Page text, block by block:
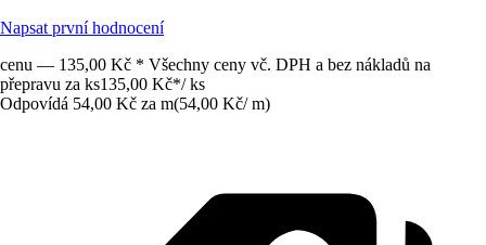
Napsat první hodnocení
cenu — 135,00 Kč * Všechny ceny vč. DPH a bez nákladů na
přepravu za ks135,00 Kč*/ ks
Odpovídá 54,00 Kč za m(54,00 Kč/ m)